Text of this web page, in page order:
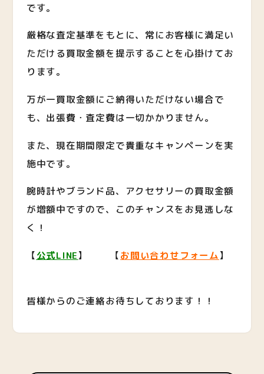
です。
厳格な査定基準をもとに、常にお客様に満足い
ただける買取金額を提示することを心掛けてお
ります。
万が一買取金額にご納得いただけない場合で
も、出張費・査定費は一切かかりません。
また、現在期間限定で貴重なキャンペーンを実
施中です。
腕時計やブランド品、アクセサリーの買取金額
が増額中ですので、このチャンスをお見逃しな
く！
【公式LINE】 【お問い合わせフォーム】
皆様からのご連絡お待ちしております！！